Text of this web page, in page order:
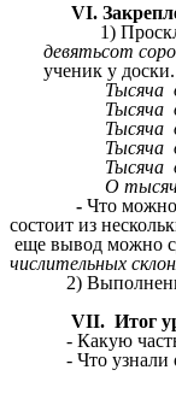
VI.
девятьсот
ученик у
Тысяча
Тысяча
Тысяча
Тысяча
Тысяча
О тысяча
- Что можно
состоит из
еще вывод можно
числительных
2)
VII. Итог
- Какую
- Что узнали